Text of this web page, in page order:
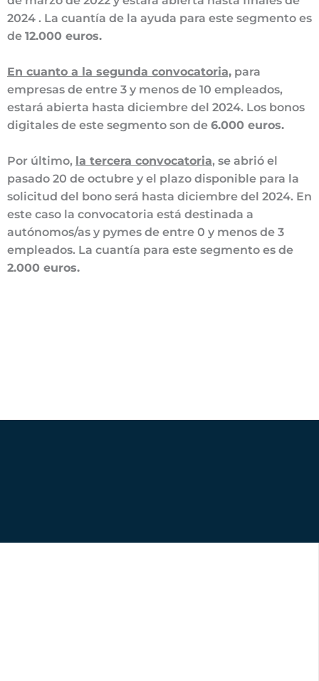
2024 . La cuantía de la ayuda para este segmento es
de 12.000 euros.
En cuanto a la segunda convocatoria, para
empresas de entre 3 y menos de 10 empleados,
estará abierta hasta diciembre del 2024. Los bonos
digitales de este segmento son de 6.000 euros.
Por último, la tercera convocatoria, se abrió el
pasado 20 de octubre y el plazo disponible para la
solicitud del bono será hasta diciembre del 2024. En
este caso la convocatoria está destinada a
autónomos/as y pymes de entre 0 y menos de 3
empleados. La cuantía para este segmento es de
2.000 euros.